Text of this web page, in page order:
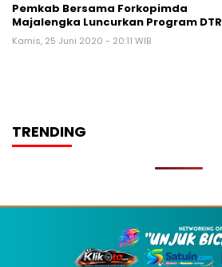
Pemkab Bersama Forkopimda
Majalengka Luncurkan Program DTR
Kamis, 25 Juni 2020 - 20:11 WIB
TRENDING